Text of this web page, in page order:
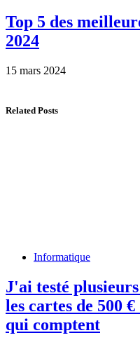
Top 5 des
2024
15 mars 2024
Related Posts
Informatique
J'ai testé
les cartes de 500
qui comptent